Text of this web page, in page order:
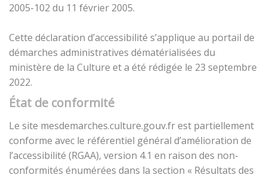
2005-102 du 11 février 2005.
Cette déclaration d’accessibilité s’applique au portail de
démarches administratives dématérialisées du
ministère de la Culture et a été rédigée le 23 septembre
2022.
État de conformité
Le site mesdemarches.culture.gouv.fr est partiellement
conforme avec le référentiel général d’amélioration de
l’accessibilité (RGAA), version 4.1 en raison des non-
conformités énumérées dans la section « Résultats des